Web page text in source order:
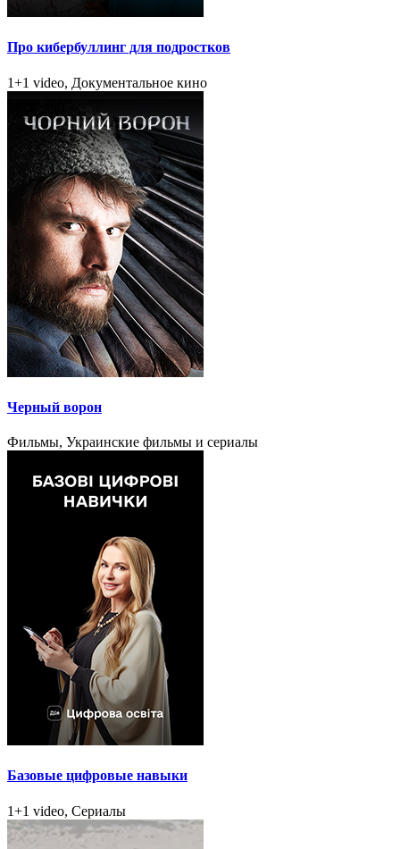
Про кибербуллинг для подростков
1+1 video, Документальное кино
Черный ворон
Фильмы, Украинские фильмы и сериалы
Базовые цифровые навыки
1+1 video, Сериалы